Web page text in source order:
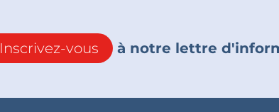
Inscrivez-vous à notre lettre